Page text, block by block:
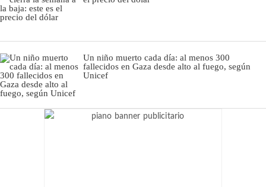
Un niño muerto cada día: al menos 300
fallecidos en Gaza desde alto al fuego, según
Unicef